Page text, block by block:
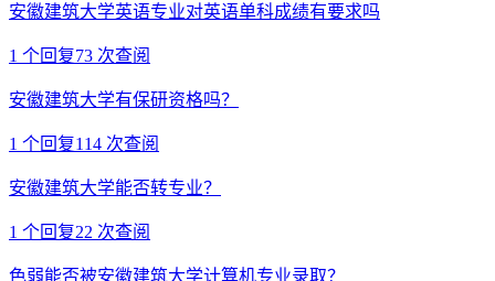
安徽建筑大学英语专业对英语单科成绩有要求吗
1 个回复73 次查阅
安徽建筑大学有保研资格吗？
1 个回复114 次查阅
安徽建筑大学能否转专业？
1 个回复22 次查阅
色弱能否被安徽建筑大学计算机专业录取？